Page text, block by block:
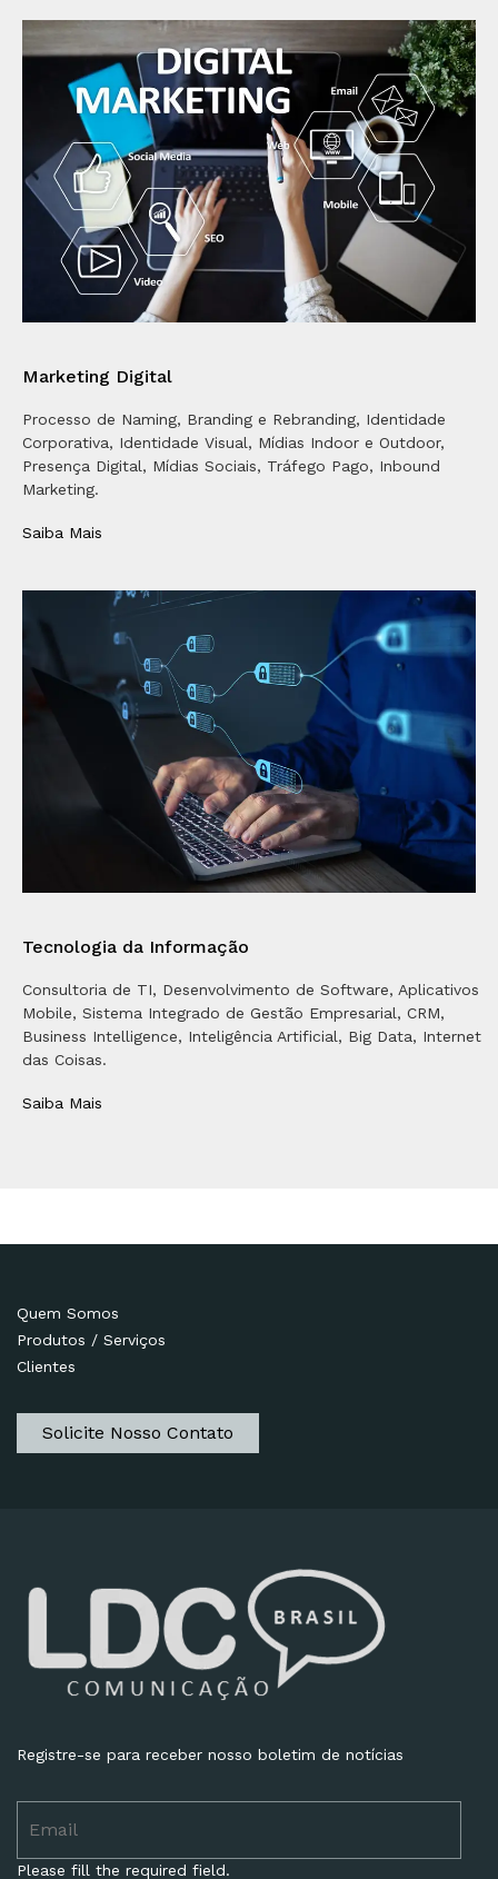
Marketing Digital
Processo de Naming, Branding e Rebranding, Identidade
Corporativa, Identidade Visual, Mídias Indoor e Outdoor,
Presença Digital, Mídias Sociais, Tráfego Pago, Inbound
Marketing.
Saiba Mais
Tecnologia da Informação
Consultoria de TI, Desenvolvimento de Software, Aplicativos
Mobile, Sistema Integrado de Gestão Empresarial, CRM,
Business Intelligence, Inteligência Artificial, Big Data, Internet
das Coisas.
Saiba Mais
Quem Somos
Produtos / Serviços
Clientes
Solicite Nosso Contato
Registre-se para receber nosso boletim de notícias
Please fill the required field.